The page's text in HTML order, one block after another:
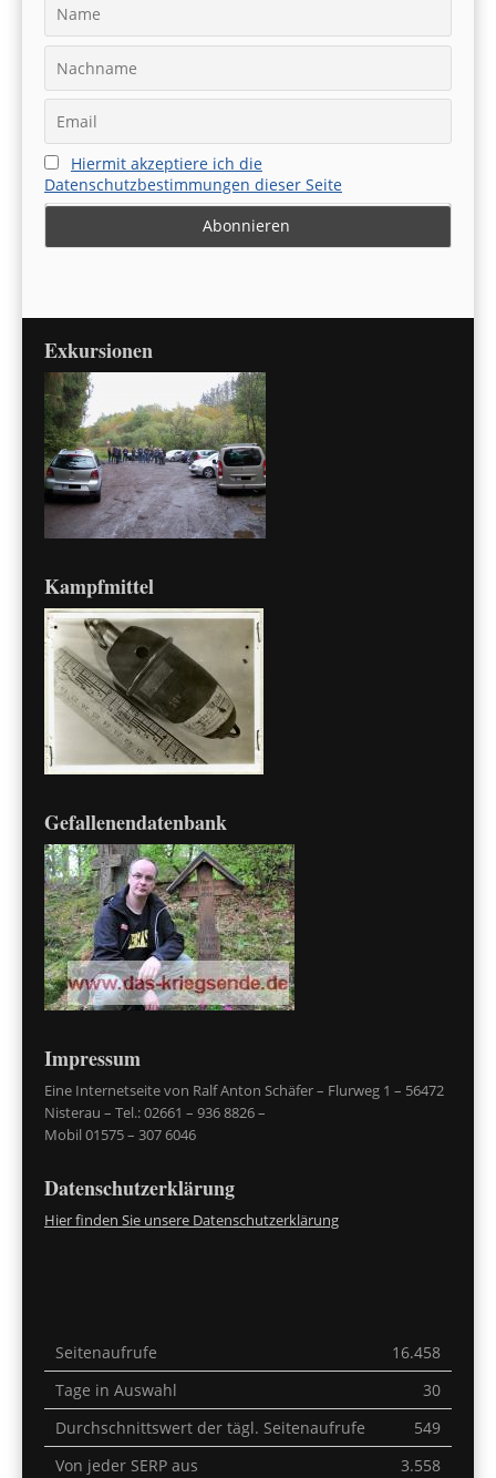
Hiermit akzeptiere ich die
Datenschutzbestimmungen dieser Seite
Exkursionen
Kampfmittel
Gefallenendatenbank
Impressum
Eine Internetseite von Ralf Anton Schäfer – Flurweg 1 – 56472
Nisterau – Tel.: 02661 – 936 8826 –
Mobil 01575 – 307 6046
Datenschutzerklärung
Hier finden Sie unsere Datenschutzerklärung
Seitenaufrufe
16.458
Tage in Auswahl
30
Durchschnittswert der tägl. Seitenaufrufe
549
Von jeder SERP aus
3.558